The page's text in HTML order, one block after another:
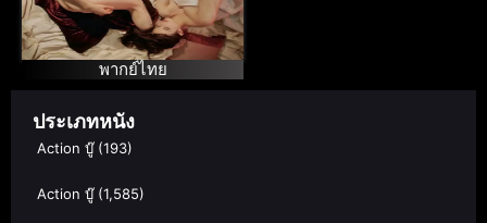
ไม่มีวันสลาย
พากย์ไทย
ประเภทหนัง
Action บู๊(193)
Action บู๊(1,585)